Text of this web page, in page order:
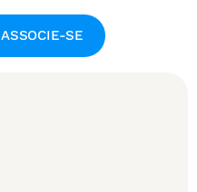
ASSOCIE-SE